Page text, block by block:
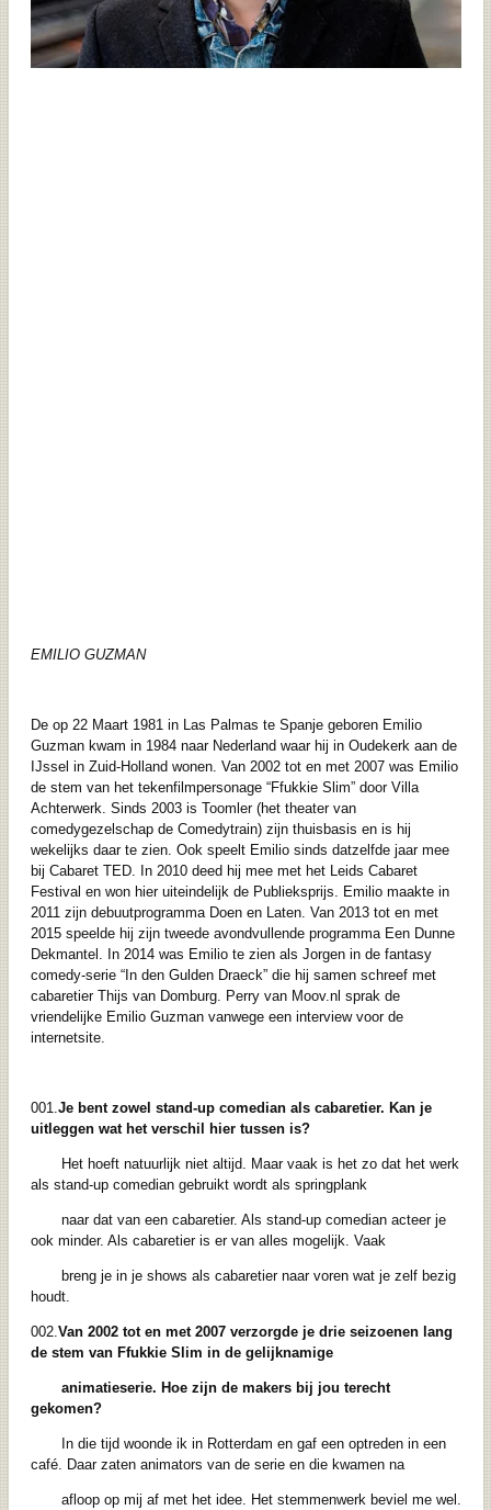
EMILIO GUZMAN
De op 22 Maart 1981 in Las Palmas te Spanje geboren Emilio
Guzman kwam in 1984 naar Nederland waar hij in Oudekerk aan de
IJssel in Zuid-Holland wonen. Van 2002 tot en met 2007 was Emilio
de stem van het tekenfilmpersonage “Ffukkie Slim” door Villa
Achterwerk. Sinds 2003 is Toomler (het theater van
comedygezelschap de Comedytrain) zijn thuisbasis en is hij
wekelijks daar te zien. Ook speelt Emilio sinds datzelfde jaar mee
bij Cabaret TED. In 2010 deed hij mee met het Leids Cabaret
Festival en won hier uiteindelijk de Publieksprijs. Emilio maakte in
2011 zijn debuutprogramma Doen en Laten. Van 2013 tot en met
2015 speelde hij zijn tweede avondvullende programma Een Dunne
Dekmantel. In 2014 was Emilio te zien als Jorgen in de fantasy
comedy-serie “In den Gulden Draeck” die hij samen schreef met
cabaretier Thijs van Domburg. Perry van Moov.nl sprak de
vriendelijke Emilio Guzman vanwege een interview voor de
internetsite.
001.Je bent zowel stand-up comedian als cabaretier. Kan je
uitleggen wat het verschil hier tussen is?
Het hoeft natuurlijk niet altijd. Maar vaak is het zo dat het werk
als stand-up comedian gebruikt wordt als springplank
naar dat van een cabaretier. Als stand-up comedian acteer je
ook minder. Als cabaretier is er van alles mogelijk. Vaak
breng je in je shows als cabaretier naar voren wat je zelf bezig
houdt.
002.Van 2002 tot en met 2007 verzorgde je drie seizoenen lang
de stem van Ffukkie Slim in de gelijknamige
animatieserie. Hoe zijn de makers bij jou terecht
gekomen?
In die tijd woonde ik in Rotterdam en gaf een optreden in een
café. Daar zaten animators van de serie en die kwamen na
afloop op mij af met het idee. Het stemmenwerk beviel me wel.